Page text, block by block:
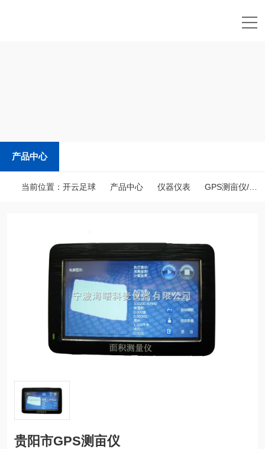
产品中心
当前位置： 开云足球 产品中心 仪器仪表 GPS测亩仪/土地面积测量仪
贵阳市GPS测亩仪